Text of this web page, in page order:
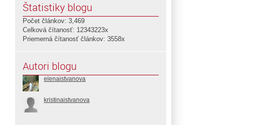
Štatistiky blogu
Počet článkov: 3,469
Celková čítanosť: 12343223x
Priemerná čítanosť článkov: 3558x
Autori blogu
elenaistvanova
kristinaistvanova